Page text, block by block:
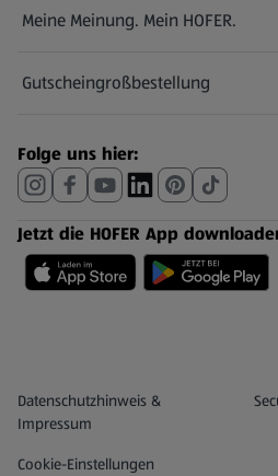
Meine Meinung. Mein HOFER.
Gutscheingroßbestellung
(öffnet in einem neuen Tab)
Folge uns hier:
Jetzt die HOFER App
Datenschutz- und Richtlinienmenü
Datenschutzhinweis &
Impressum
Cookie-Einstellungen